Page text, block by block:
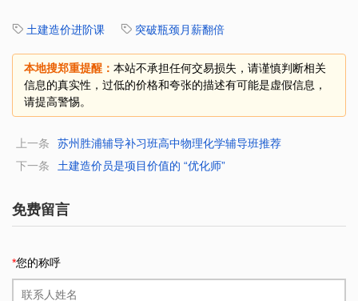
土建造价进阶课 突破瓶颈月薪翻倍
本地搜郑重提醒： 本站不承担任何交易损失，请谨慎判断相关
信息的真实性，过低的价格和夸张的描述有可能是虚假信息，
请提高警惕。
上一条
苏州胜浦辅导补习班高中物理化学辅导班推荐
下一条
土建造价员是项目价值的 “优化师”
免费留言
*您的称呼